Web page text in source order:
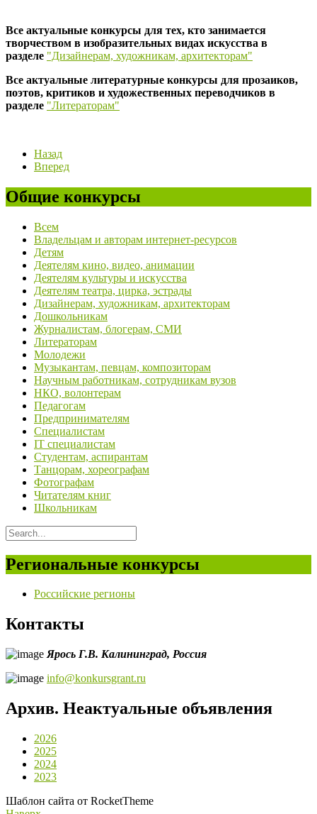
Все актуальные конкурсы для тех, кто занимается
творчеством в изобразительных видах искусства в
разделе "Дизайнерам, художникам, архитекторам"
Все актуальные литературные конкурсы для прозаиков,
поэтов, критиков и художественных переводчиков в
разделе "Литераторам"
Назад
Вперед
Общие конкурсы
Всем
Владельцам и авторам интернет-ресурсов
Детям
Деятелям кино, видео, анимации
Деятелям культуры и искусства
Деятелям театра, цирка, эстрады
Дизайнерам, художникам, архитекторам
Дошкольникам
Журналистам, блогерам, СМИ
Литераторам
Молодежи
Музыкантам, певцам, композиторам
Научным работникам, сотрудникам вузов
НКО, волонтерам
Педагогам
Предпринимателям
Специалистам
IT специалистам
Студентам, аспирантам
Танцорам, хореографам
Фотографам
Читателям книг
Школьникам
Региональные конкурсы
Российские регионы
Контакты
Ярось Г.В. Калининград, Россия
info@konkursgrant.ru
Архив. Неактуальные объявления
2026
2025
2024
2023
Шаблон сайта от RocketTheme